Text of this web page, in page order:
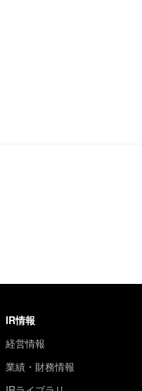
IR情報
経営情報
業績・財務情報